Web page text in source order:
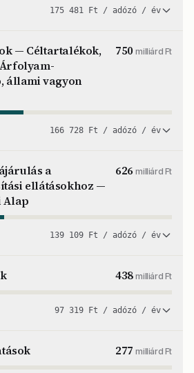
175 481 Ft / adózó / év
— Céltartalékok,
állami vagyon
750milliárd Ft
166 728 Ft / adózó / év
a
ellátásokhoz —
Alap
626milliárd Ft
139 109 Ft / adózó / év
438milliárd Ft
97 319 Ft / adózó / év
277milliárd Ft